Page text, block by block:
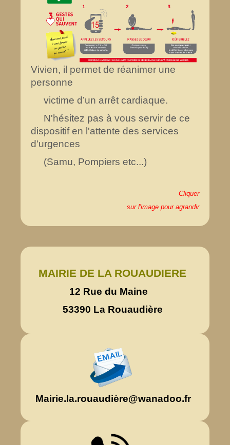
Vivien, il permet de réanimer une
personne
victime d’un arrêt cardiaque.
N'hésitez pas à vous servir de ce
dispositif en l'attente des services
d'urgences
(Samu, Pompiers etc...)
Cliquer
sur l'image pour agrandir
MAIRIE DE LA ROUAUDIERE
12 Rue du Maine
53390 La Rouaudière
Mairie.la.rouaudière@wanadoo.fr